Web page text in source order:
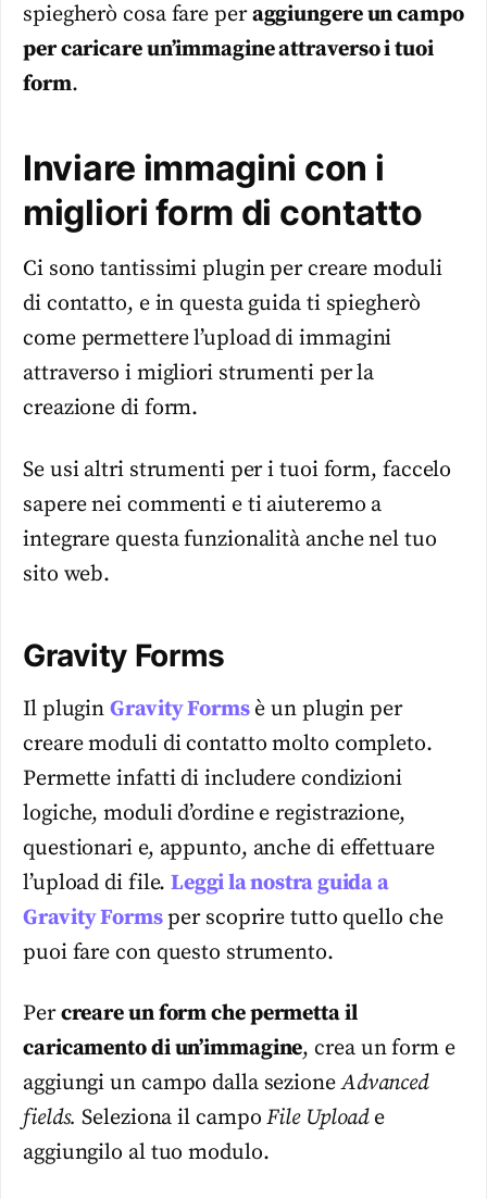
spiegherò cosa fare peraggiungere un campo
per caricare un’immagine attraverso i tuoi
form.
Inviare immagini con i
migliori form di contatto
Ci sono tantissimi plugin per creare moduli
di contatto, e in questa guida ti spiegherò
come permettere l’upload di immagini
attraverso i migliori strumenti per la
creazione di form.
Se usi altri strumenti per i tuoi form, faccelo
sapere nei commenti e ti aiuteremo a
integrare questa funzionalità anche nel tuo
sito web.
Gravity Forms
Il plugin Gravity Formsè un plugin per
creare moduli di contatto molto completo.
Permette infatti di includere condizioni
logiche, moduli d’ordine e registrazione,
questionari e, appunto, anche di effettuare
l’upload di file.Leggi la nostra guida a
Gravity Formsper scoprire tutto quello che
puoi fare con questo strumento.
Percreare un form che permetta il
caricamento di un’immagine, crea un form e
aggiungi un campo dalla sezioneAdvanced
fields.Seleziona il campoFile Uploade
aggiungilo al tuo modulo.